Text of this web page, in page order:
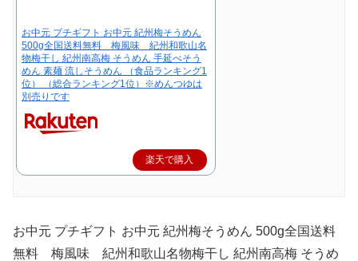
お中元 プチギフト お中元 紀州梅そうめん
500g全国送料無料 梅風味 紀州和歌山名
物梅干し 紀州南高梅 そうめん 手延べそう
めん 素麺 流しそうめん （食品ランキング1
位） （総合ランキング1位）※めんつゆは
別売りです
楽天で購入
お中元 プチギフト お中元 紀州梅そうめん 500g全国送料
無料 梅風味 紀州和歌山名物梅干し 紀州南高梅 そうめ